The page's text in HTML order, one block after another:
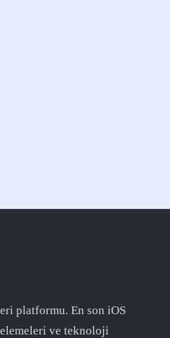
platformu. En son iOS
ve teknoloji